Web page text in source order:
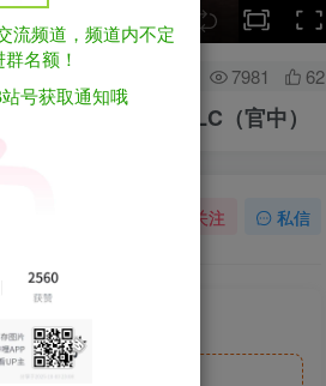
speed
7981 62
压即玩 包含全DLC（官中）
关注 私信
含全DLC（官中）
流频道，频道内不定
名额！
号获取通知哦